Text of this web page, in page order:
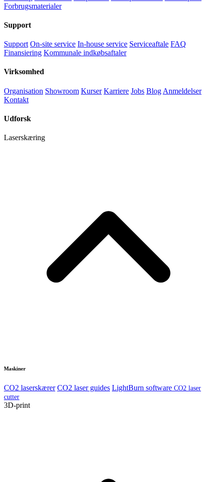
Forbrugsmaterialer
Support
Support On-site service In-house service Serviceaftale FAQ
Finansiering Kommunale indkøbsaftaler
Virksomhed
Organisation Showroom Kurser Karriere Jobs Blog Anmeldelser
Kontakt
Udforsk
Laserskæring
Maskiner
CO2 laserskærer CO2 laser guides LightBurn software CO2 laser
cutter
3D-print